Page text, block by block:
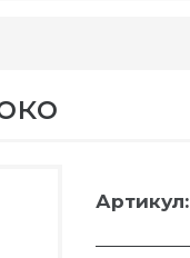
Артикул: